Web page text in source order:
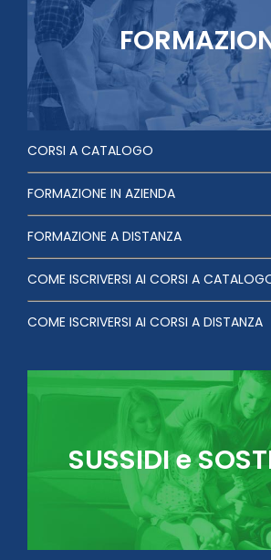
CORSI A CATALOGO
FORMAZIONE IN AZIENDA
FORMAZIONE A DISTANZA
COME ISCRIVERSI AI CORSI A
COME ISCRIVERSI AI CORSI A DISTANZA
SUSSIDI e